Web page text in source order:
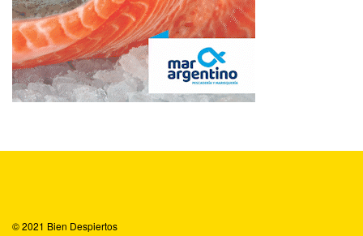
© 2021 Bien Despiertos